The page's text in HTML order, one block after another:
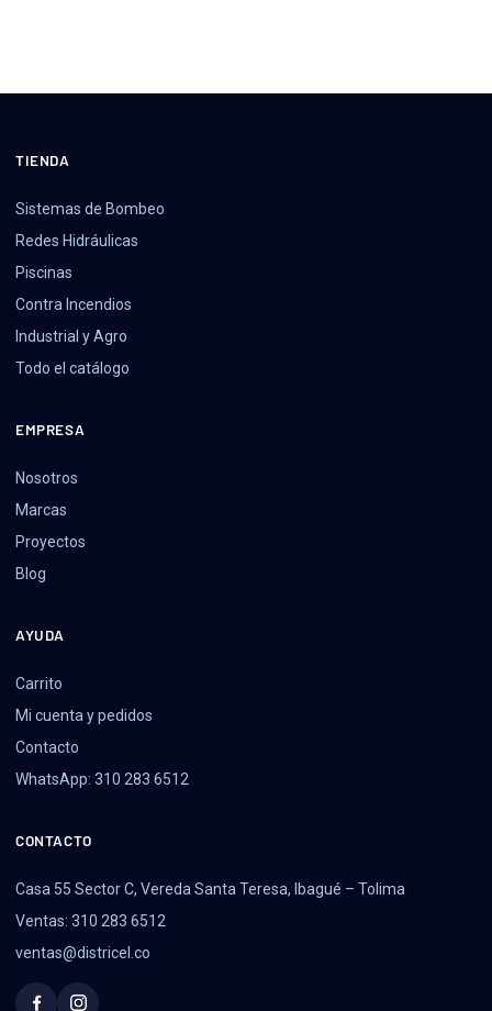
TIENDA
Sistemas de Bombeo
Redes Hidráulicas
Piscinas
Contra Incendios
Industrial y Agro
Todo el catálogo
EMPRESA
Nosotros
Marcas
Proyectos
Blog
AYUDA
Carrito
Mi cuenta y pedidos
Contacto
WhatsApp: 310 283 6512
CONTACTO
Casa 55 Sector C, Vereda Santa Teresa, Ibagué – Tolima
Ventas: 310 283 6512
ventas@districel.co